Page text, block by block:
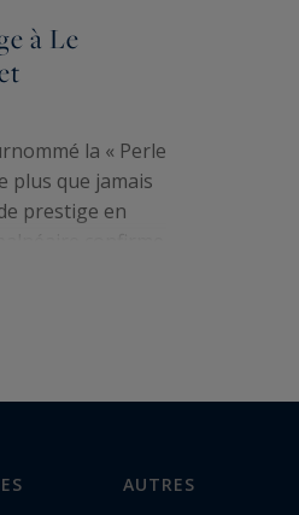
à Le
la « Perle
plus que jamais
prestige en
portée par
AUTRES